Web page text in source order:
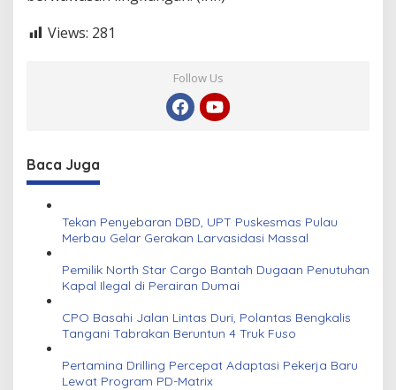
Views: 281
Follow Us
Baca Juga
Tekan Penyebaran DBD, UPT Puskesmas Pulau
Merbau Gelar Gerakan Larvasidasi Massal
Pemilik North Star Cargo Bantah Dugaan Penutuhan
Kapal Ilegal di Perairan Dumai
CPO Basahi Jalan Lintas Duri, Polantas Bengkalis
Tangani Tabrakan Beruntun 4 Truk Fuso
Pertamina Drilling Percepat Adaptasi Pekerja Baru
Lewat Program PD-Matrix